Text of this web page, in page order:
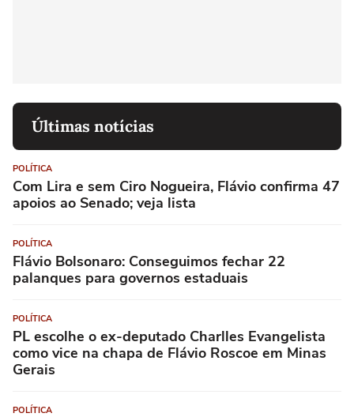
Últimas notícias
POLÍTICA
Com Lira e sem Ciro Nogueira, Flávio confirma 47
apoios ao Senado; veja lista
POLÍTICA
Flávio Bolsonaro: Conseguimos fechar 22
palanques para governos estaduais
POLÍTICA
PL escolhe o ex-deputado Charlles Evangelista
como vice na chapa de Flávio Roscoe em Minas
Gerais
POLÍTICA